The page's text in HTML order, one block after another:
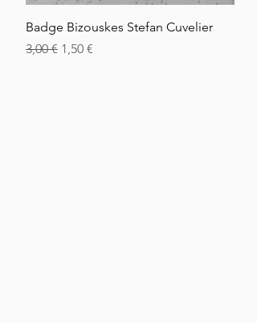
Badge Bizouskes Stefan Cuvelier
Normaali hinta
3,00 € Alehinta
1,50 €